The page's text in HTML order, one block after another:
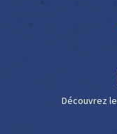
Découvrez